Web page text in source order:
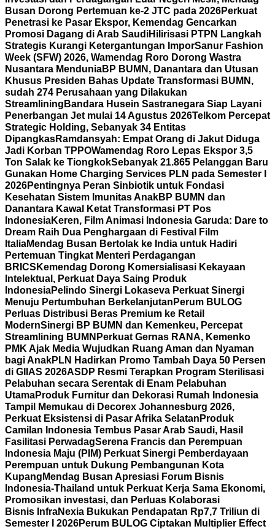
Busan Dorong Pertemuan ke-2 JTC pada 2026Perkuat
Penetrasi ke Pasar Ekspor, Kemendag Gencarkan
Promosi Dagang di Arab SaudiHilirisasi PTPN Langkah
Strategis Kurangi Ketergantungan ImporSanur Fashion
Week (SFW) 2026, Wamendag Roro Dorong Wastra
Nusantara MenduniaBP BUMN, Danantara dan Utusan
Khusus Presiden Bahas Update Transformasi BUMN,
sudah 274 Perusahaan yang Dilakukan
Streamlining Bandara Husein Sastranegara Siap Layani
Penerbangan Jet mulai 14 Agustus 2026Telkom Percepat
Strategic Holding, Sebanyak 34 Entitas
DipangkasRamdansyah: Empat Orang di Jakut Diduga
Jadi Korban TPPOWamendag Roro Lepas Ekspor 3,5
Ton Salak ke TiongkokSebanyak 21.865 Pelanggan Baru
Gunakan Home Charging Services PLN pada Semester I
2026Pentingnya Peran Sinbiotik untuk Fondasi
Kesehatan Sistem Imunitas AnakBP BUMN dan
Danantara Kawal Ketat Transformasi PT Pos
IndonesiaKeren, Film Animasi Indonesia Garuda: Dare to
Dream Raih Dua Penghargaan di Festival Film
ItaliaMendag Busan Bertolak ke India untuk Hadiri
Pertemuan Tingkat Menteri Perdagangan
BRICS Kemendag Dorong Komersialisasi Kekayaan
Intelektual, Perkuat Daya Saing Produk
IndonesiaPelindo Sinergi Lokaseva Perkuat Sinergi
Menuju Pertumbuhan Berkelanjutan Perum BULOG
Perluas Distribusi Beras Premium ke Retail
ModernSinergi BP BUMN dan Kemenkeu, Percepat
Streamlining BUMN Perkuat Gernas RANA, Kemenko
PMK Ajak Media Wujudkan Ruang Aman dan Nyaman
bagi AnakPLN Hadirkan Promo Tambah Daya 50 Persen
di GIIAS 2026ASDP Resmi Terapkan Program Sterilisasi
Pelabuhan secara Serentak di Enam Pelabuhan
UtamaProduk Furnitur dan Dekorasi Rumah Indonesia
Tampil Memukau di Decorex Johannesburg 2026,
Perkuat Eksistensi di Pasar Afrika Selatan Produk
Camilan Indonesia Tembus Pasar Arab Saudi, Hasil
Fasilitasi PerwadagSerena Francis dan Perempuan
Indonesia Maju (PIM) Perkuat Sinergi Pemberdayaan
Perempuan untuk Dukung Pembangunan Kota
Kupang Mendag Busan Apresiasi Forum Bisnis
Indonesia-Thailand untuk Perkuat Kerja Sama Ekonomi,
Promosikan investasi, dan Perluas Kolaborasi
Bisnis InfraNexia Bukukan Pendapatan Rp7,7 Triliun di
Semester I 2026Perum BULOG Ciptakan Multiplier Effect